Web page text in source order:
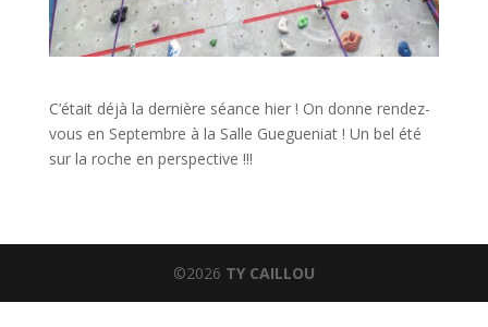
C’était déjà la dernière séance hier ! On donne rendez-
vous en Septembre à la Salle Guegueniat ! Un bel été
sur la roche en perspective !!!
©2026 TY CAILLOU